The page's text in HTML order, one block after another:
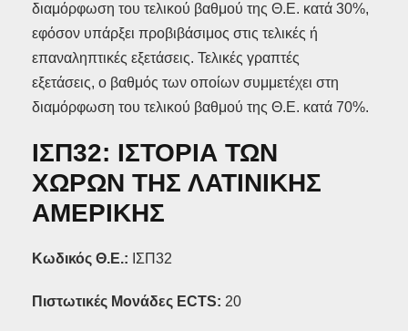
διαμόρφωση του τελικού βαθμού της Θ.Ε. κατά 30%,
εφόσον υπάρξει προβιβάσιμος στις τελικές ή
επαναληπτικές εξετάσεις. Τελικές γραπτές
εξετάσεις, ο βαθμός των οποίων συμμετέχει στη
διαμόρφωση του τελικού βαθμού της Θ.Ε. κατά 70%.
ΙΣΠ32: ΙΣΤΟΡΙΑ ΤΩΝ
ΧΩΡΩΝ ΤΗΣ ΛΑΤΙΝΙΚΗΣ
ΑΜΕΡΙΚΗΣ
Κωδικός Θ.Ε.: ΙΣΠ32
Πιστωτικές Μονάδες ECTS: 20